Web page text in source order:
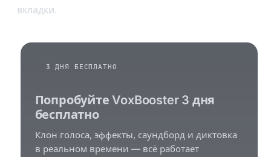
вкладки.
3 ДНЯ БЕСПЛАТНО
Попробуйте VoxBooster 3 дня
бесплатно
Клон голоса, эффекты, саундборд и диктовка
в реальном времени — всё работает